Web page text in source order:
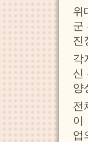
위
군
진
각
신
양
전
이
업